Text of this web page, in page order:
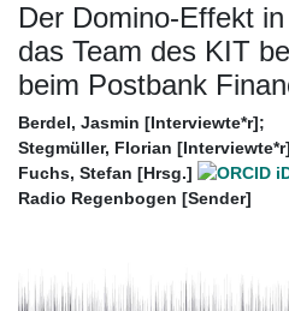
Der Domino-Effekt
das Team des KIT
beim Postbank
Berdel, Jasmin [Interviewte*r];
Stegmüller, Florian [Interviewte*r]
Fuchs, Stefan [Hrsg.]
Radio Regenbogen [Sender]